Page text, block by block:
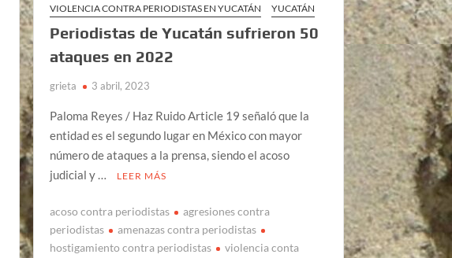
VIOLENCIA CONTRA PERIODISTAS EN YUCATÁN
YUCATÁN
Periodistas de Yucatán sufrieron 50
ataques en 2022
grieta 3 abril, 2023
Paloma Reyes / Haz Ruido Article 19 señaló que la
entidad es el segundo lugar en México con mayor
número de ataques a la prensa, siendo el acoso
judicial y …
LEER MÁS
acoso contra periodistas
agresiones contra
periodistas
amenazas contra periodistas
hostigamiento contra periodistas
violencia conta